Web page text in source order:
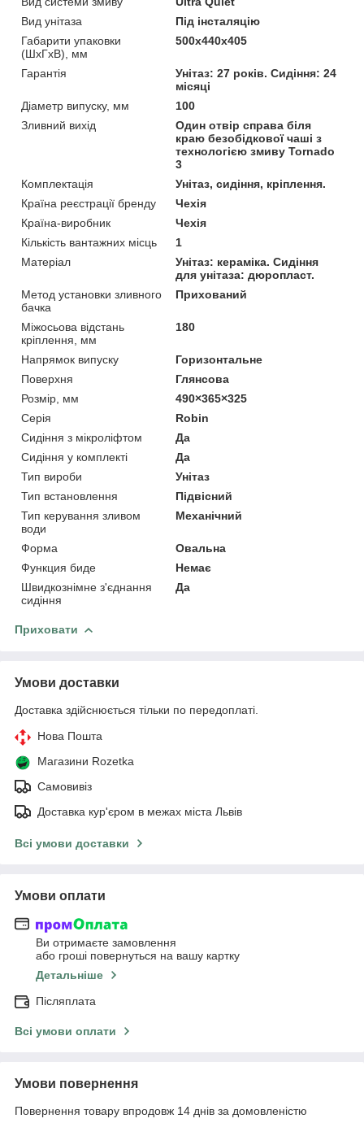
Вид унітаза
Під інсталяцію
Габарити упаковки
(ШхГхВ), мм
500х440х405
Гарантія
Унітаз: 27 років. Сидіння: 24
місяці
Діаметр випуску, мм
100
Зливний вихід
Один отвір справа біля
краю безобідкової чаші з
технологією змиву Tornado
3
Комплектація
Унітаз, сидіння, кріплення.
Країна реєстрації бренду
Чехія
Країна-виробник
Чехія
Кількість вантажних місць
1
Матеріал
Унітаз: кераміка. Сидіння
для унітаза: дюропласт.
Метод установки зливного
бачка
Прихований
Міжосьова відстань
кріплення, мм
180
Напрямок випуску
Горизонтальне
Поверхня
Глянсова
Розмір, мм
490×365×325
Серія
Robin
Сидіння з мікроліфтом
Да
Сидіння у комплекті
Да
Тип вироби
Унітаз
Тип встановлення
Підвісний
Тип керування зливом
води
Механічний
Форма
Овальна
Функция биде
Немає
Швидкознімне з'єднання
сидіння
Да
Приховати
Умови доставки
Доставка здійснюється тільки по передоплаті.
Нова Пошта
Магазини Rozetka
Самовивіз
Доставка кур'єром в межах міста Львів
Всі умови доставки
Умови оплати
Ви отримаєте замовлення
або гроші повернуться на вашу картку
Детальніше
Післяплата
Всі умови оплати
Умови повернення
Повернення товару впродовж 14 днів за домовленістю